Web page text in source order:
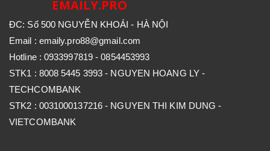
EMAILY.PRO
ĐC: Số 500 NGUYỄN KHOÁI - HÀ NỘI
Email : emaily.pro88@gmail.com
Hotline : 0933997819 - 0854453993
STK1 : 8008 5445 3993 - NGUYEN HOANG LY -
TECHCOMBANK
STK2 : 0031000137216 - NGUYEN THI KIM DUNG -
VIETCOMBANK